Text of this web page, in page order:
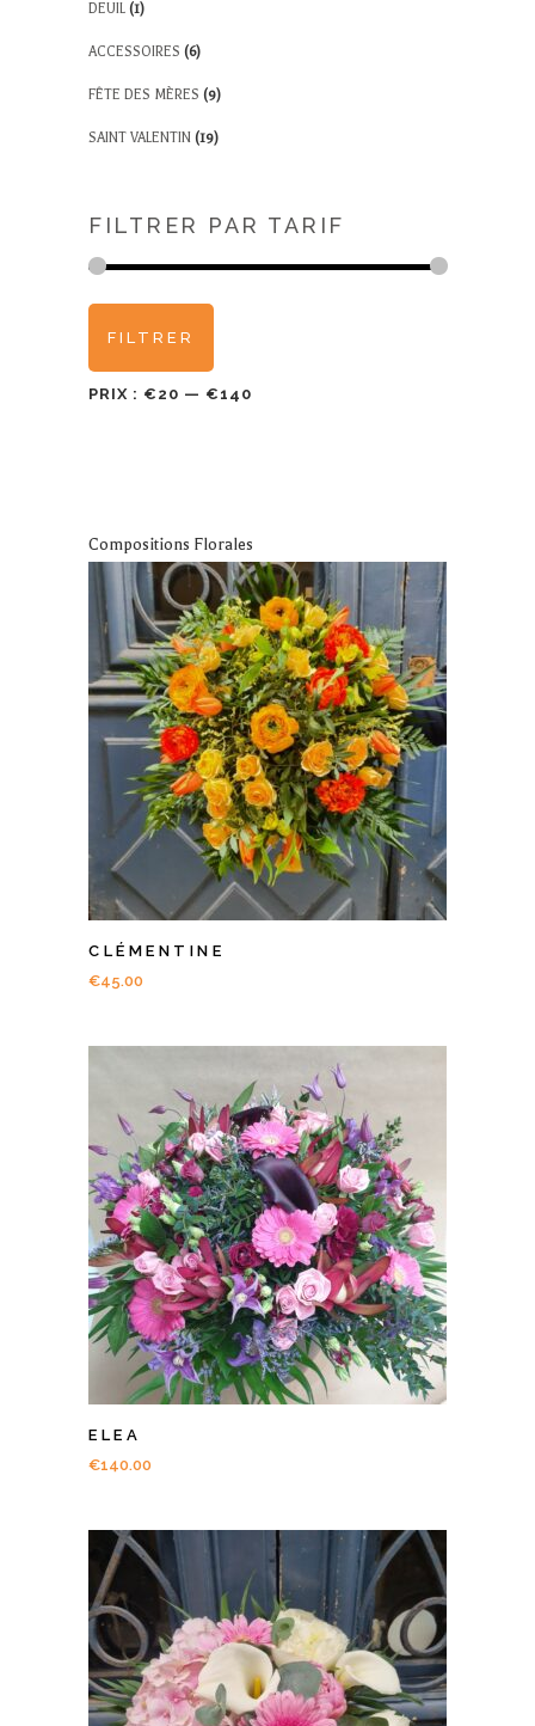
DEUIL (1)
ACCESSOIRES (6)
FÊTE DES MÈRES (9)
SAINT VALENTIN (19)
FILTRER PAR TARIF
min
max
FILTRER
PRIX : €20 — €140
Compositions Florales
CLÉMENTINE
€45.00
ELEA
€140.00